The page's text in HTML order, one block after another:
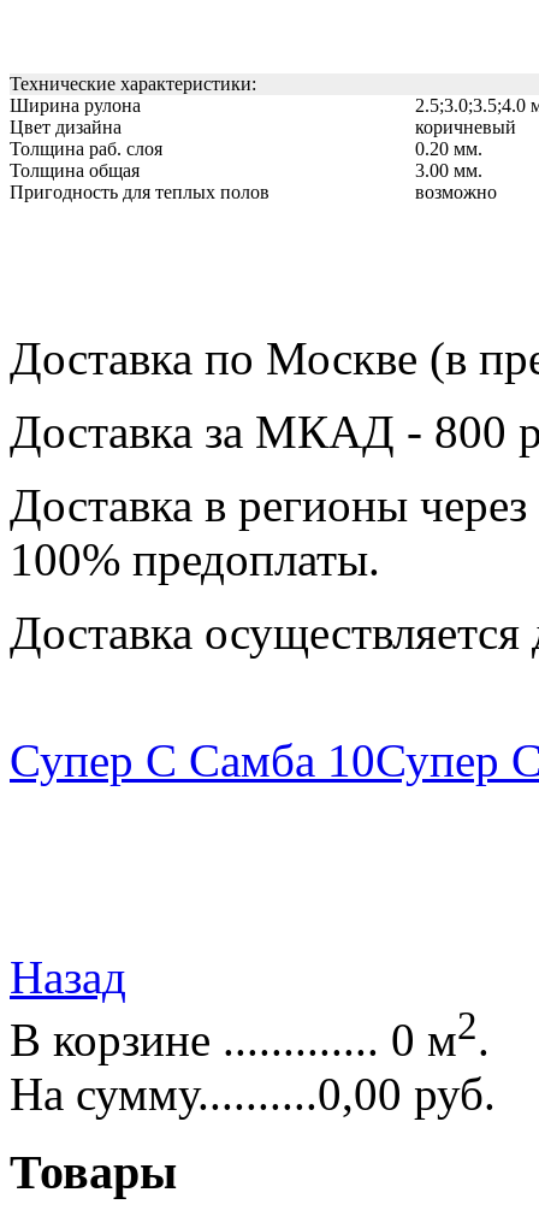
Технические характеристики:
Ширина рулона
2.5;3.0;3.5;4.0
Цвет дизайна
коричневый
Толщина раб. слоя
0.20 мм.
Толщина общая
3.00 мм.
Пригодность для теплых полов
возможно
Доставка по Москве (в
Доставка за МКАД - 800
Доставка в регионы
100% предоплаты.
Доставка осуществляется
Супер С Самба 10Супер
Назад
В корзине ............. 0 м2.
На сумму..........0,00 руб.
Товары